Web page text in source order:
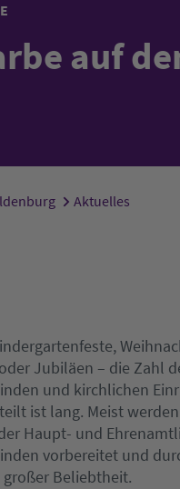
auf
Aktuelles
Jubiläen – die Zahl
und kirchlichen
ist lang. Meist
Haupt- und
vorbereitet und
Beliebtheit.